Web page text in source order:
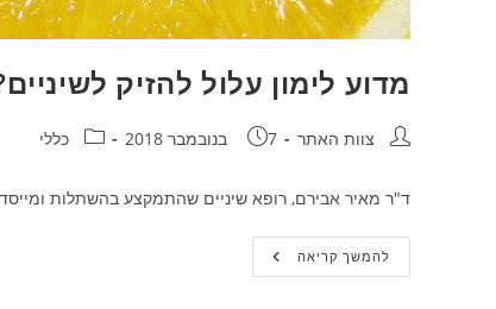
מדוע לימון עלול להזיק
מחבר:צוות האתר פורסם:
7 בנובמבר 2018 קטגוריה:
כללי
ד"ר מאיר אבירם, רופא שיניים שהתמקצע בהשתלות
להמשך קריאהמדוע
לימון